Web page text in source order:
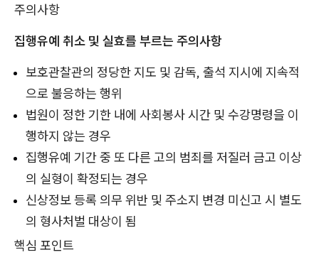
주의사항
집행유예 취소 및 실효를 부르는 주의사항
보호관찰관의 정당한 지도 및 감독, 출석 지시에 지속적
으로 불응하는 행위
법원이 정한 기한 내에 사회봉사 시간 및 수강명령을 이
행하지 않는 경우
집행유예 기간 중 또 다른 고의 범죄를 저질러 금고 이상
의 실형이 확정되는 경우
신상정보 등록 의무 위반 및 주소지 변경 미신고 시 별도
의 형사처벌 대상이 됨
핵심 포인트